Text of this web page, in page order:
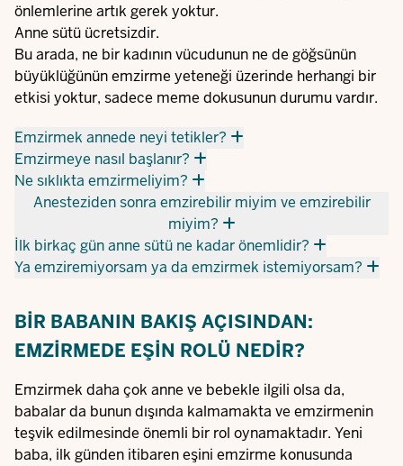
önlemlerine artık gerek yoktur.
Anne sütü ücretsizdir.
Bu arada, ne bir kadının vücudunun ne de göğsünün
büyüklüğünün emzirme yeteneği üzerinde herhangi bir
etkisi yoktur, sadece meme dokusunun durumu vardır.
Emzirmek annede neyi tetikler?
Emzirmeye nasıl başlanır?
Ne sıklıkta emzirmeliyim?
Anesteziden sonra emzirebilir miyim ve emzirebilir
miyim?
İlk birkaç gün anne sütü ne kadar önemlidir?
Ya emziremiyorsam ya da emzirmek istemiyorsam?
BIR BABANIN BAKIŞ AÇISINDAN:
EMZIRMEDE EŞIN ROLÜ NEDIR?
Emzirmek daha çok anne ve bebekle ilgili olsa da,
babalar da bunun dışında kalmamakta ve emzirmenin
teşvik edilmesinde önemli bir rol oynamaktadır. Yeni
baba, ilk günden itibaren eşini emzirme konusunda